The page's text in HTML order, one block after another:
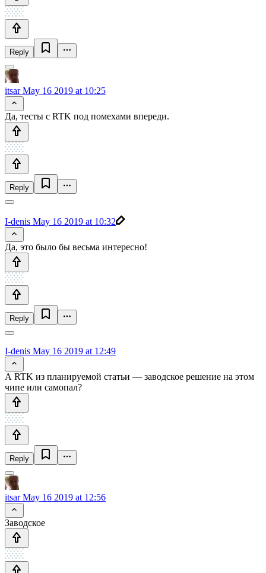
Reply
itsarMay 16 2019 at 10:25
Да, тесты с RTK под помехами впереди.
Reply
I-denis May 16 2019 at 10:32
Да, это было бы весьма интересно!
Reply
I-denis May 16 2019 at 12:49
А RTK из планируемой статьи — заводское решение на этом
чипе или самопал?
Reply
itsarMay 16 2019 at 12:56
Заводское